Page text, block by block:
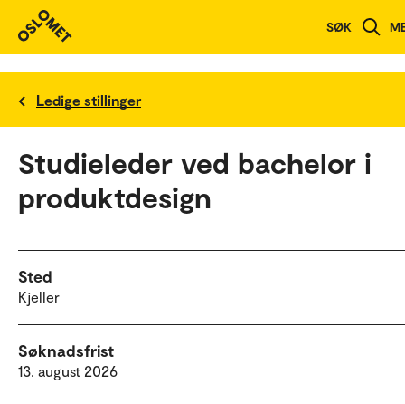
SØK
Ledige stillinger
Studieleder ved bachelor i
produktdesign
Sted
Kjeller
Søknadsfrist
13. august 2026